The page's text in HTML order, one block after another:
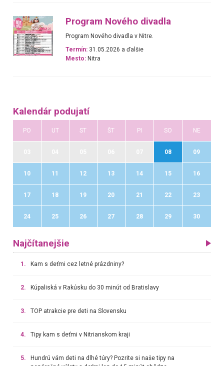
Program Nového divadla
Program Nového divadla v Nitre.
Termín: 31.05.2026 a ďalšie
Mesto: Nitra
Kalendár podujatí
PO UT ST ŠT PI SO NE
08 09
10 11 12 13 14 15 16
17 18 19 20 21 22 23
24 25 26 27 28 29 30
Najčítanejšie
1. Kam s deťmi cez letné prázdniny?
2. Kúpaliská v Rakúsku do 30 minút od Bratislavy
3. TOP atrakcie pre deti na Slovensku
4. Tipy kam s deťmi v Nitrianskom kraji
5.
Hundrú vám deti na dlhé túry? Pozrite si naše tipy na